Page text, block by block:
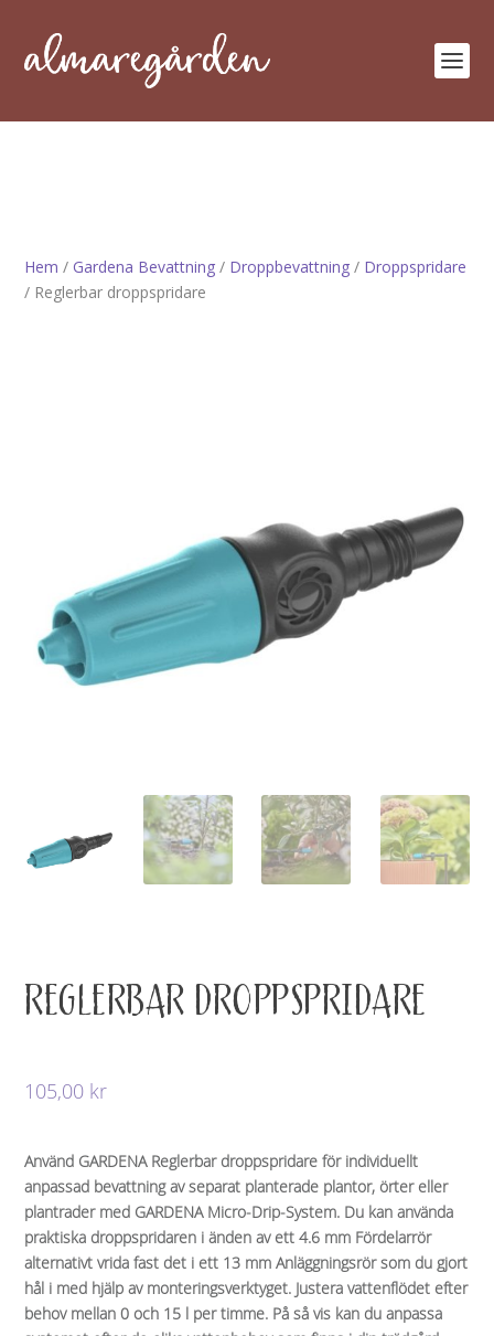
Hem / Gardena Bevattning / Droppbevattning / Droppspridare
/ Reglerbar droppspridare
REGLERBAR DROPPSPRIDARE
105,00 kr
Använd GARDENA Reglerbar droppspridare för individuellt
anpassad bevattning av separat planterade plantor, örter eller
plantrader med GARDENA Micro-Drip-System. Du kan använda
praktiska droppspridaren i änden av ett 4.6 mm Fördelarrör
alternativt vrida fast det i ett 13 mm Anläggningsrör som du gjort
hål i med hjälp av monteringsverktyget. Justera vattenflödet efter
behov mellan 0 och 15 l per timme. På så vis kan du anpassa